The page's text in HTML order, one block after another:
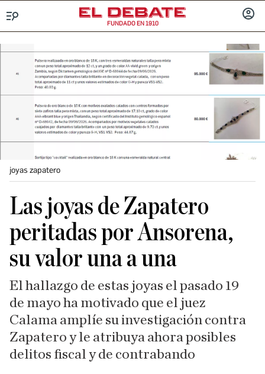
FUNDADO EN 1910
joyas zapatero
Las joyas de Zapatero
peritadas por Ansorena,
su valor una a una
El hallazgo de estas joyas el pasado 19
de mayo ha motivado que el juez
Calama amplíe su investigación contra
Zapatero y le atribuya ahora posibles
delitos fiscal y de contrabando